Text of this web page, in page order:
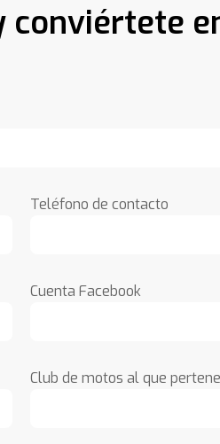
Teléfono de contacto
Cuenta Facebook
Club de motos al que